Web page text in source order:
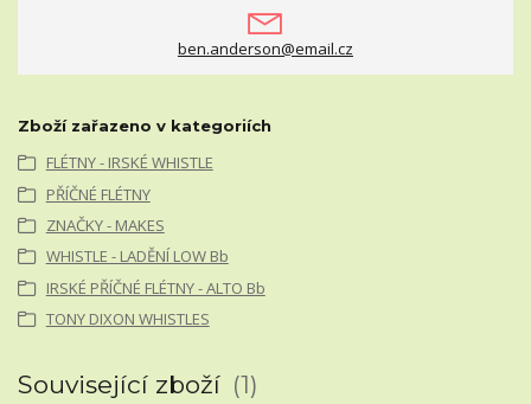
ben.anderson@email.cz
Zboží zařazeno v kategoriích
FLÉTNY - IRSKÉ WHISTLE
PŘÍČNÉ FLÉTNY
ZNAČKY - MAKES
WHISTLE - LADĚNÍ LOW Bb
IRSKÉ PŘÍČNÉ FLÉTNY - ALTO Bb
TONY DIXON WHISTLES
Související zboží 1